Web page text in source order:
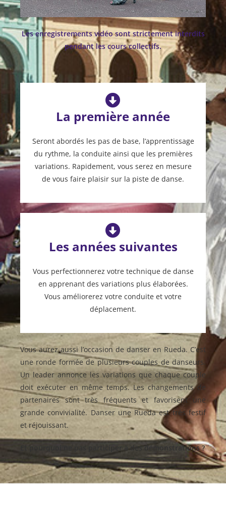
Les enregistrements vidéo sont strictement interdits
pendant les cours collectifs.
La première année
Seront abordés les pas de base, l’apprentissage
du rythme, la conduite ainsi que les premières
variations. Rapidement, vous serez en mesure
de vous faire plaisir sur la piste de danse.
Les années suivantes
Vous perfectionnerez votre technique de danse
en apprenant des variations plus élaborées.
Vous améliorerez votre conduite et votre
déplacement.
Vous aurez aussi l’occasion de danser en Rueda. C’est
une ronde formée de plusieurs couples de danseurs.
Un leader annonce les variations que chaque couple
doit exécuter en même temps. Les changements de
partenaires sont très fréquents et favorisent une
grande convivialité. Danser une Rueda est très festif
et réjouissant.
Et pourquoi ne pas participer à des démonstrations ?